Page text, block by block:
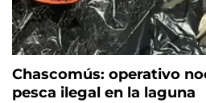
Chascomús: operativo
pesca ilegal en la laguna